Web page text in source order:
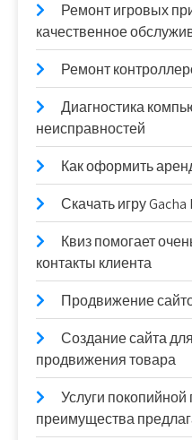
Ремонт игровых
качественное
Ремонт
Диагностика
неисправностей
Как оформить
Скачать игру
Квиз помогает
контакты клиента
Продвижение
Создание сайта
продвижения товара
Услуги покопийной
преимущества